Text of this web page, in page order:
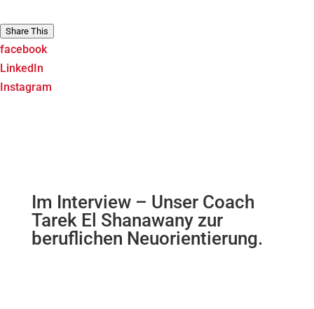
Share This
facebook
LinkedIn
Instagram
Im Interview – Unser Coach
Tarek El Shanawany zur
beruflichen Neuorientierung.